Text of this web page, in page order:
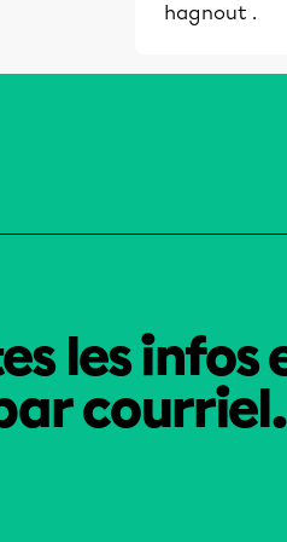
hagnout .
les infos
courriel.